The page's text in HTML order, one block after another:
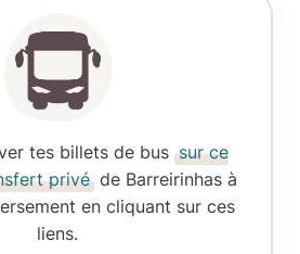
tes billets de bus sur ce
privé de Barreirinhas à
en cliquant sur ces
liens.